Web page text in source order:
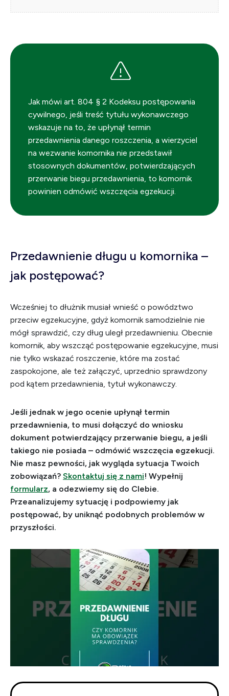
Jak mówi art. 804 § 2 Kodeksu postępowania
cywilnego, jeśli treść tytułu wykonawczego
wskazuje na to, że upłynął termin
przedawnienia danego roszczenia, a wierzyciel
na wezwanie komornika nie przedstawił
stosownych dokumentów, potwierdzających
przerwanie biegu przedawnienia, to komornik
powinien odmówić wszczęcia egzekucji.
Przedawnienie długu u komornika –
jak postępować?
Wcześniej to dłużnik musiał wnieść o powództwo
przeciw egzekucyjne, gdyż komornik samodzielnie nie
mógł sprawdzić, czy dług uległ przedawnieniu. Obecnie
komornik, aby wszcząć postępowanie egzekucyjne, musi
nie tylko wskazać roszczenie, które ma zostać
zaspokojone, ale też załączyć, uprzednio sprawdzony
pod kątem przedawnienia, tytuł wykonawczy.
Jeśli jednak w jego ocenie upłynął termin
przedawnienia, to musi dołączyć do wniosku
dokument potwierdzający przerwanie biegu, a jeśli
takiego nie posiada – odmówić wszczęcia egzekucji.
Nie masz pewności, jak wygląda sytuacja Twoich
zobowiązań? Skontaktuj się z nami! Wypełnij
formularz, a odezwiemy się do CIebie.
Przeanalizujemy sytuację i podpowiemy jak
postępować, by uniknąć podobnych problemów w
przyszłości.